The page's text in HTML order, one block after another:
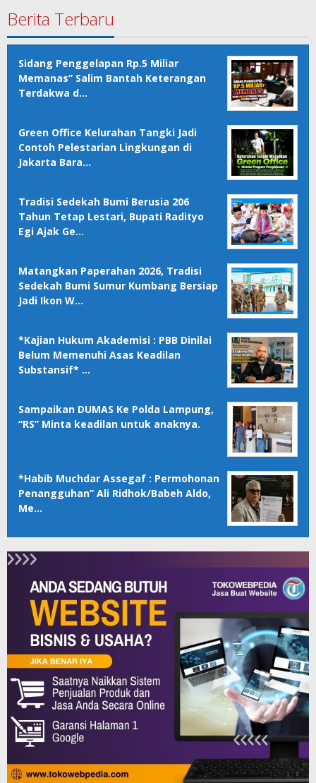
Berita Terbaru
Sidang Penggelapan Rp.5 Miliar
Memanas” Salim Bantah Keterangan
Terdakwa d…
Green Office Kelurahan Tangki Jadi
Contoh Pelestarian Lingkungan di
Jakarta Bara…
Tradisi Sedekah Bumi Berusia 206
Tahun Tetap Lestari, Bupati Radityo
Egi Ajak Ge…
Matangkan Paperahan 2026, Tradisi
Sedekah Bumi Sumur Kumbang Bersiap
Jadi Ikon W…
*Kajian Hukum Akademisi : PBB Dinilai
Belum Memenuhi Asas Keadilan
Substansif* …
Sampaikan DUMAS Ke Polda Lampung,
“RS” Minta keadilan untuk anaknya.
*Habib Muchdar Assegaf : Permohonan
Penangguhan” Ali Ridhok/Babeh Aldo,
Me…